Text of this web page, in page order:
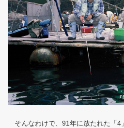
そんなわけで、91年に放たれた「4